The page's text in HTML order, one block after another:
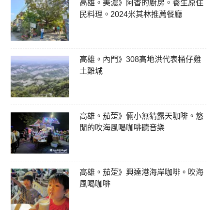
高雄。美濃》阿香的廚房。養生原住
民料理。2024米其林推薦餐廳
高雄。內門》308高地洪代表桶仔雞
土雞城
高雄。茄萣》倆小無猜露天咖啡。悠
閒的吹海風喝咖啡聽音樂
高雄。茄萣》興達港海岸咖啡。吹海
風喝咖啡